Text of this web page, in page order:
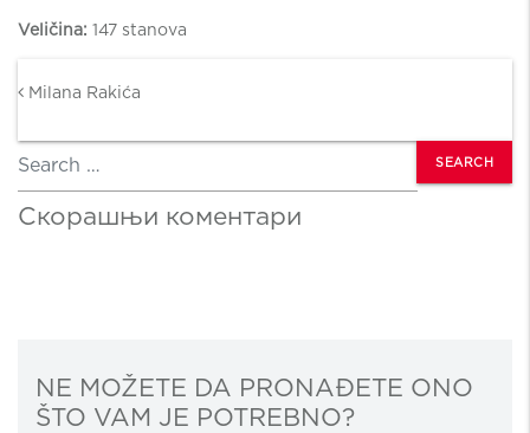
Veličina: 147 stanova
Milana Rakića
Search
Скорашњи коментари
NE MOŽETE DA PRONAĐETE ONO
ŠTO VAM JE POTREBNO?